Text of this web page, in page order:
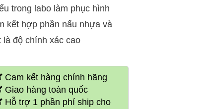
trong labo làm phục hình
kết hợp phần nấu nhựa và
độ chính xác cao
Cam kết hàng chính hãng
Giao hàng toàn quốc
Hỗ trợ 1 phần phí ship cho